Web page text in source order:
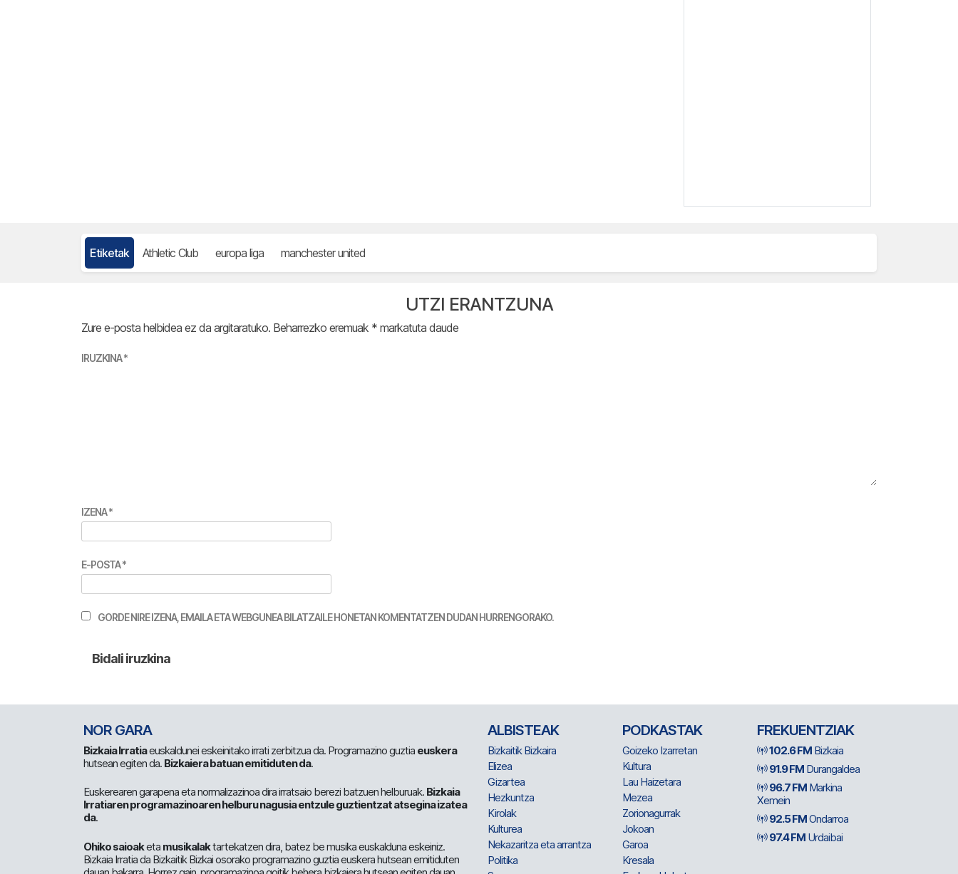
Etiketak Athletic Club europa liga manchester united
UTZI ERANTZUNA
Zure e-posta helbidea ez da argitaratuko. Beharrezko eremuak * markatuta daude
IRUZKINA*
IZENA*
E-POSTA*
GORDE NIRE IZENA, EMAILA ETA WEBGUNEA BILATZAILE HONETAN KOMENTATZEN DUDAN HURRENGORAKO.
NOR GARA
Bizkaia Irratiaeuskaldunei eskeinitako irrati zerbitzua da. Programazino guztia euskera
hutsean egiten da. Bizkaiera batuan emitiduten da.
Euskerearen garapena eta normalizazinoa dira irratsaio berezi batzuen helburuak. Bizkaia
Irratiaren programazinoaren helburu nagusia entzule guztientzat atsegina izatea
da.
Ohiko saioaketa musikalaktartekatzen dira, batez be musika euskalduna eskeiniz.
Bizkaia Irratia da Bizkaitik Bizkai osorako programazino guztia euskera hutsean emitiduten
ALBISTEAK
Bizkaitik Bizkaira
Elizea
Gizartea
Hezkuntza
Kirolak
Kulturea
Nekazaritza eta arrantza
Politika
PODKASTAK
Goizeko Izarretan
Kultura
Lau Haizetara
Mezea
Zorionagurrak
Jokoan
Garoa
Kresala
FREKUENTZIAK
102.6 FM Bizkaia
91.9 FM Durangaldea
96.7 FM Markina
Xemein
92.5 FMOndarroa
97.4 FM Urdaibai